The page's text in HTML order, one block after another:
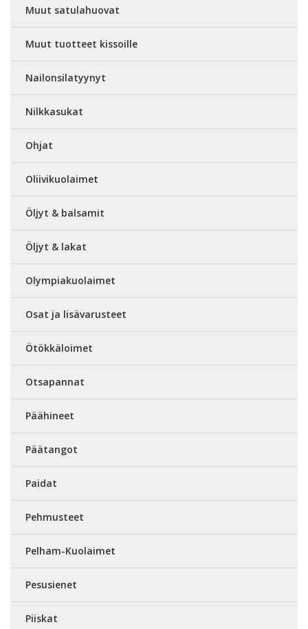
Muut satulahuovat
Muut tuotteet kissoille
Nailonsilatyynyt
Nilkkasukat
Ohjat
Oliivikuolaimet
Öljyt & balsamit
Öljyt & lakat
Olympiakuolaimet
Osat ja lisävarusteet
Ötökkäloimet
Otsapannat
Päähineet
Päätangot
Paidat
Pehmusteet
Pelham-Kuolaimet
Pesusienet
Piiskat